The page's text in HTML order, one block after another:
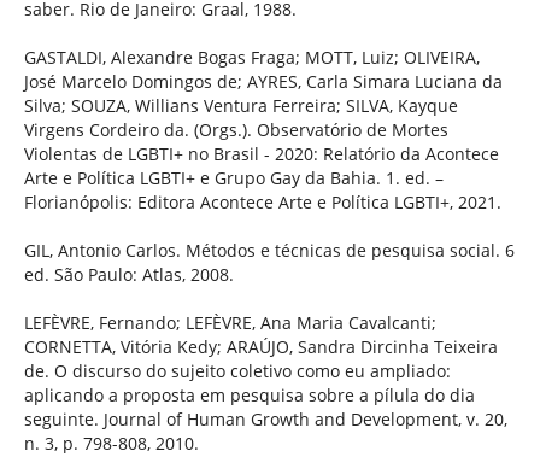
saber. Rio de Janeiro: Graal, 1988.
GASTALDI, Alexandre Bogas Fraga; MOTT, Luiz; OLIVEIRA,
José Marcelo Domingos de; AYRES, Carla Simara Luciana da
Silva; SOUZA, Willians Ventura Ferreira; SILVA, Kayque
Virgens Cordeiro da. (Orgs.). Observatório de Mortes
Violentas de LGBTI+ no Brasil - 2020: Relatório da Acontece
Arte e Política LGBTI+ e Grupo Gay da Bahia. 1. ed. –
Florianópolis: Editora Acontece Arte e Política LGBTI+, 2021.
GIL, Antonio Carlos. Métodos e técnicas de pesquisa social. 6
ed. São Paulo: Atlas, 2008.
LEFÈVRE, Fernando; LEFÈVRE, Ana Maria Cavalcanti;
CORNETTA, Vitória Kedy; ARAÚJO, Sandra Dircinha Teixeira
de. O discurso do sujeito coletivo como eu ampliado:
aplicando a proposta em pesquisa sobre a pílula do dia
seguinte. Journal of Human Growth and Development, v. 20,
n. 3, p. 798-808, 2010.